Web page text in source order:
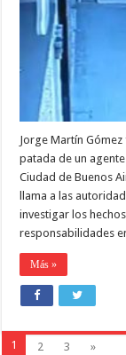
Jorge Martín
patada de un
Ciudad de Buenos
llama a las
investigar los
responsabilidades
Más »
1 2 3 »